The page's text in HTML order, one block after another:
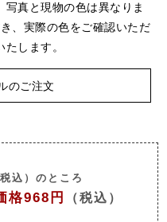
真と現物の色は異なりま
、実際の色をご確認いただ
します。
のご注文
込）のところ
格968円 （税込）